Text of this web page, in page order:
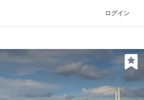
ログイン